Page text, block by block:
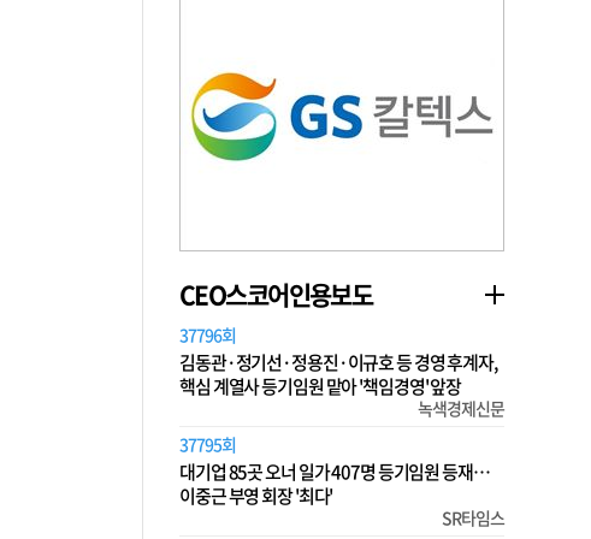
CEO스코어인용보도
37796회
김동관·정기선·정용진·이규호 등 경영 후계자,
핵심 계열사 등기임원 맡아 '책임경영' 앞장
녹색경제신문
37795회
대기업 85곳 오너 일가 407명 등기임원 등재…
이중근 부영 회장 '최다'
SR타임스